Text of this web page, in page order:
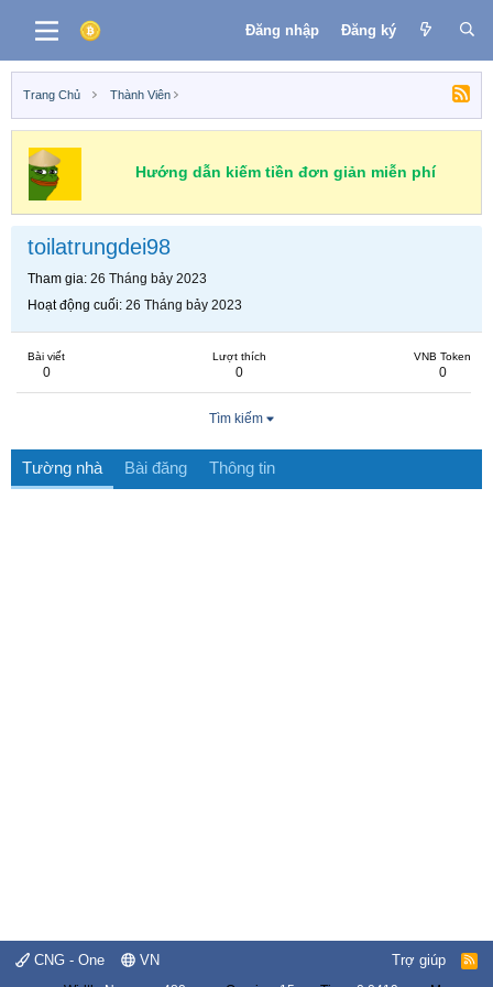
Đăng nhập Đăng ký
Trang Chủ Thành Viên
Hướng dẫn kiếm tiền đơn giản miễn phí
toilatrungdei98
Tham gia 26 Tháng bảy 2023
Hoạt động cuối 26 Tháng bảy 2023
Bài viết
0
Lượt thích
0
VNB Token
0
Tìm kiếm
Tường nhà Bài đăng Thông tin
CNG - One VN Trợ giúp
R